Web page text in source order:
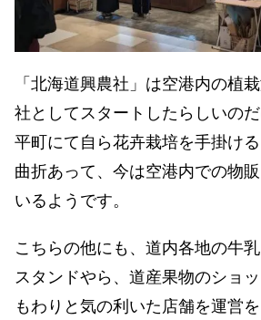
「北海道興農社」は空港内の植
社としてスタートしたらしいの
平町にて自ら花卉栽培を手掛け
曲折あって、今は空港内での物
いるようです。
こちらの他にも、道内各地の牛
スタンドやら、道産果物のショ
もわりと気の利いた店舗を運営